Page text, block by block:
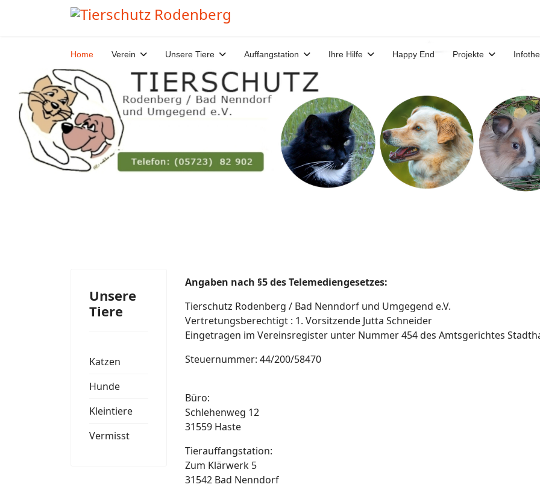
Home Verein Unsere Tiere Auffangstation Ihre Hilfe Happy End Projekte
Unsere
Tiere
Katzen
Hunde
Kleintiere
Vermisst
Angaben nach §5 des Telemediengesetzes:
Tierschutz Rodenberg / Bad Nenndorf und Umgegend e.V.
Vertretungsberechtigt : 1. Vorsitzende Jutta Schneider
Eingetragen im Vereinsregister unter Nummer 454 des Amtsgerichtes
Steuernummer: 44/200/58470
Büro:
Schlehenweg 12
31559 Haste
Tierauffangstation:
Zum Klärwerk 5
31542 Bad Nenndorf